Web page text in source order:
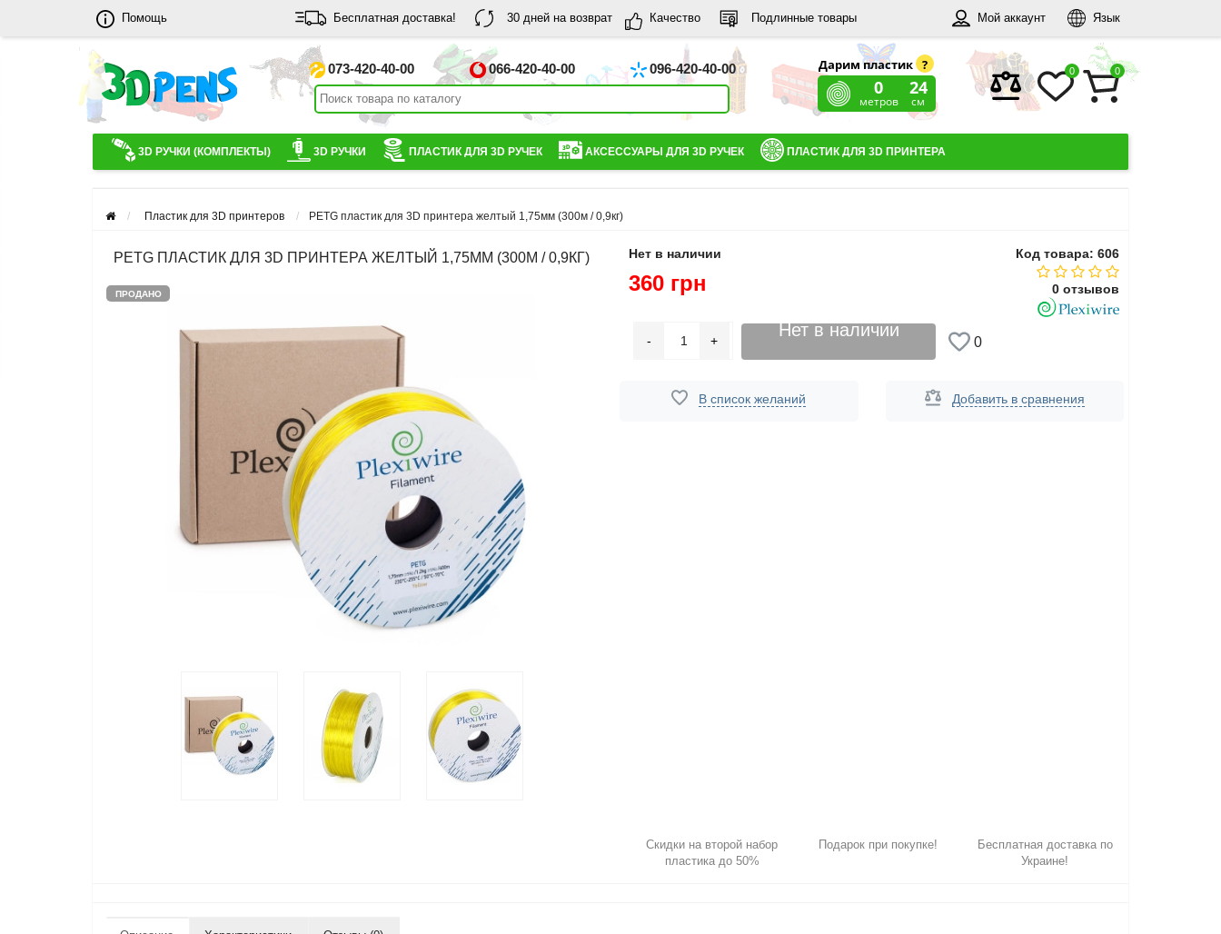
Помощь Бесплатная доставка! 30 дней на возврат Качество Подлинные товары Мой аккаунт Язык
073-420-40-00 066-420-40-00 096-420-40-00 Дарим пластик ?
0
метров
24
см
0 0
3D РУЧКИ (КОМПЛЕКТЫ) 3D РУЧКИ ПЛАСТИК ДЛЯ 3D РУЧЕК АКСЕССУАРЫ ДЛЯ 3D РУЧЕК ПЛАСТИК ДЛЯ 3D ПРИНТЕРА
Пластик для 3D принтеров PETG пластик для 3D принтера желтый 1,75мм (300м / 0,9кг)
PETG ПЛАСТИК ДЛЯ 3D ПРИНТЕРА ЖЕЛТЫЙ 1,75ММ (300М / 0,9КГ)
ПРОДАНО
Нет в наличии Код товара: 606
0 отзывов
360 грн
+
-
Нет в наличии
0
В список желаний Добавить в сравнения
Скидки на второй набор
пластика до 50%
Подарок при покупке!
Бесплатная доставка по
Украине!